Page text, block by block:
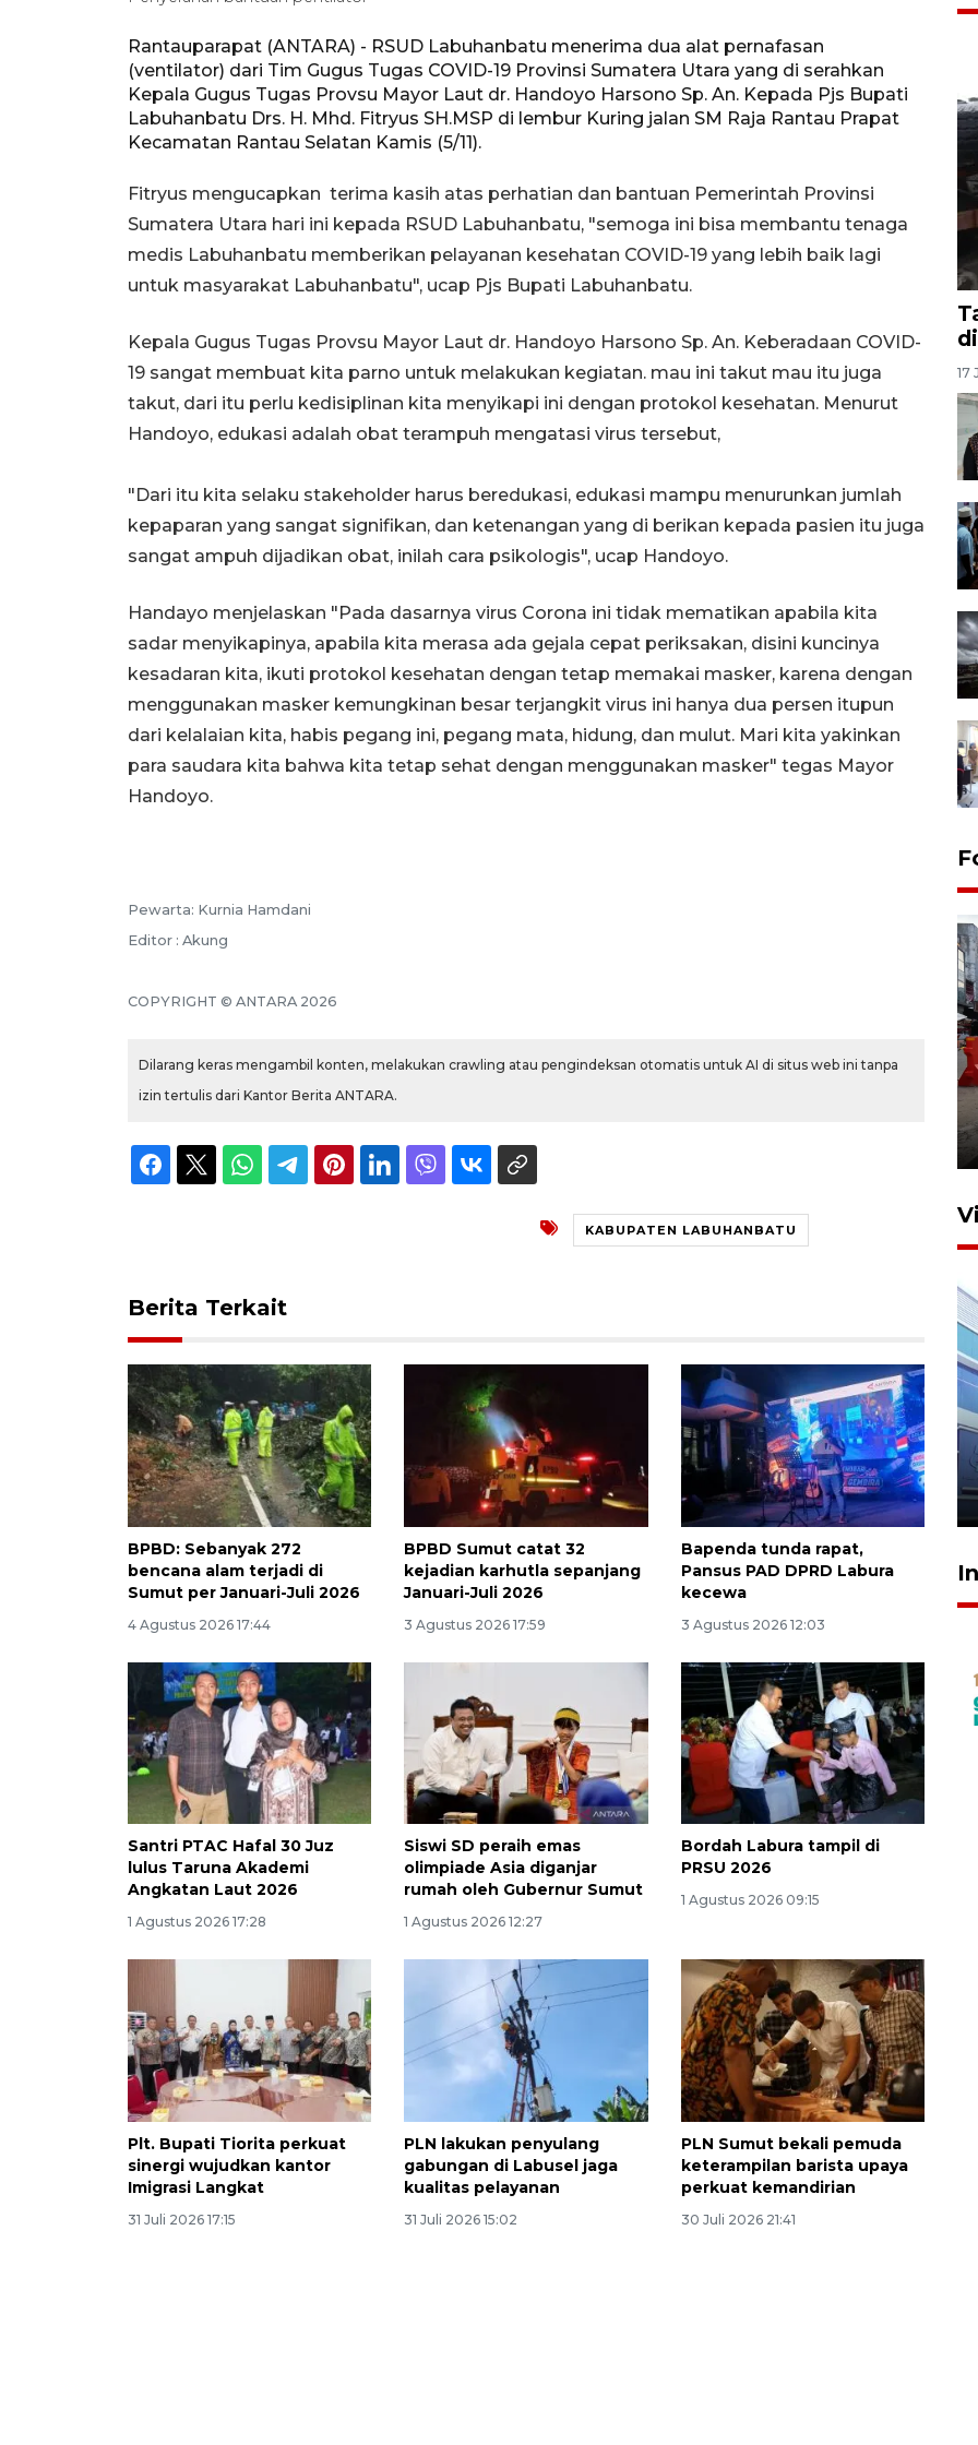
Rantauparapat (ANTARA) - RSUD Labuhanbatu menerima dua alat pernafasan
(ventilator) dari Tim Gugus Tugas COVID-19 Provinsi Sumatera Utara yang di serahkan
Kepala Gugus Tugas Provsu Mayor Laut dr. Handoyo Harsono Sp. An. Kepada Pjs Bupati
Labuhanbatu Drs. H. Mhd. Fitryus SH.MSP di lembur Kuring jalan SM Raja Rantau Prapat
Kecamatan Rantau Selatan Kamis (5/11).
Fitryus mengucapkan terima kasih atas perhatian dan bantuan Pemerintah Provinsi
Sumatera Utara hari ini kepada RSUD Labuhanbatu, "semoga ini bisa membantu tenaga
medis Labuhanbatu memberikan pelayanan kesehatan COVID-19 yang lebih baik lagi
untuk masyarakat Labuhanbatu", ucap Pjs Bupati Labuhanbatu.
Kepala Gugus Tugas Provsu Mayor Laut dr. Handoyo Harsono Sp. An. Keberadaan COVID-
19 sangat membuat kita parno untuk melakukan kegiatan. mau ini takut mau itu juga
takut, dari itu perlu kedisiplinan kita menyikapi ini dengan protokol kesehatan. Menurut
Handoyo, edukasi adalah obat terampuh mengatasi virus tersebut,
"Dari itu kita selaku stakeholder harus beredukasi, edukasi mampu menurunkan jumlah
kepaparan yang sangat signifikan, dan ketenangan yang di berikan kepada pasien itu juga
sangat ampuh dijadikan obat, inilah cara psikologis", ucap Handoyo.
Handayo menjelaskan "Pada dasarnya virus Corona ini tidak mematikan apabila kita
sadar menyikapinya, apabila kita merasa ada gejala cepat periksakan, disini kuncinya
kesadaran kita, ikuti protokol kesehatan dengan tetap memakai masker, karena dengan
menggunakan masker kemungkinan besar terjangkit virus ini hanya dua persen itupun
dari kelalaian kita, habis pegang ini, pegang mata, hidung, dan mulut. Mari kita yakinkan
para saudara kita bahwa kita tetap sehat dengan menggunakan masker" tegas Mayor
Handoyo.
Pewarta: Kurnia Hamdani
Editor : Akung
COPYRIGHT © ANTARA 2026
Dilarang keras mengambil konten, melakukan crawling atau pengindeksan otomatis untuk AI di situs web ini tanpa
izin tertulis dari Kantor Berita ANTARA.
KABUPATEN LABUHANBATU
Berita Terkait
BPBD: Sebanyak 272
bencana alam terjadi di
Sumut per Januari-Juli 2026
4 Agustus 2026 17:44
BPBD Sumut catat 32
kejadian karhutla sepanjang
Januari-Juli 2026
3 Agustus 2026 17:59
Bapenda tunda rapat,
Pansus PAD DPRD Labura
kecewa
3 Agustus 2026 12:03
Santri PTAC Hafal 30 Juz
lulus Taruna Akademi
Angkatan Laut 2026
1 Agustus 2026 17:28
Siswi SD peraih emas
olimpiade Asia diganjar
rumah oleh Gubernur Sumut
1 Agustus 2026 12:27
Bordah Labura tampil di
PRSU 2026
1 Agustus 2026 09:15
Plt. Bupati Tiorita perkuat
sinergi wujudkan kantor
Imigrasi Langkat
31 Juli 2026 17:15
PLN lakukan penyulang
gabungan di Labusel jaga
kualitas pelayanan
31 Juli 2026 15:02
PLN Sumut bekali pemuda
keterampilan barista upaya
perkuat kemandirian
30 Juli 2026 21:41
17
IDAI perkuat kompetensi
dokter tangani penyakit
jantung anak
23 Juli 2026 20:04